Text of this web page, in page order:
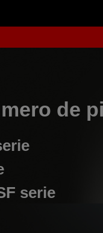
de
serie